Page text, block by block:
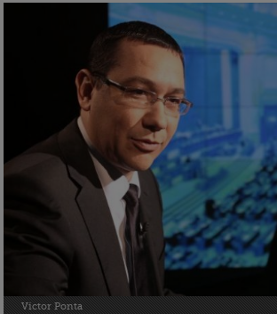
Victor Ponta